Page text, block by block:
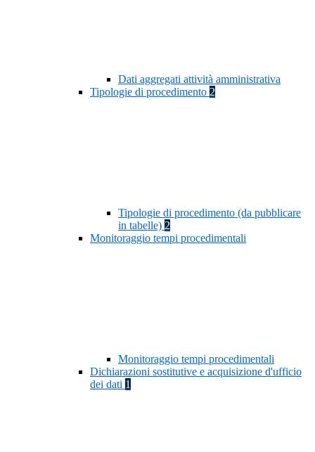
Dati aggregati attività amministrativa
Tipologie di procedimento 2
Tipologie di procedimento (da pubblicare
in tabelle) 2
Monitoraggio tempi procedimentali
Monitoraggio tempi procedimentali
Dichiarazioni sostitutive e acquisizione d'ufficio
dei dati 1